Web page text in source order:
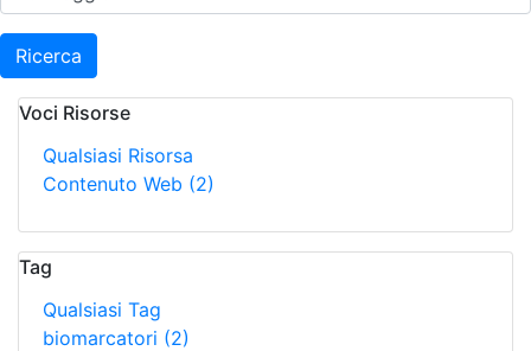
Ricerca
Voci Risorse
Qualsiasi Risorsa
Contenuto Web (2)
Tag
Qualsiasi Tag
biomarcatori (2)